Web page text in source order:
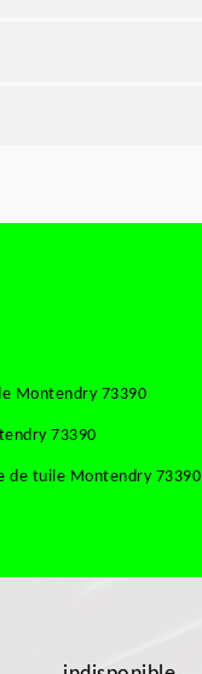
Montendry 73390
73390
de tuile Montendry 73390